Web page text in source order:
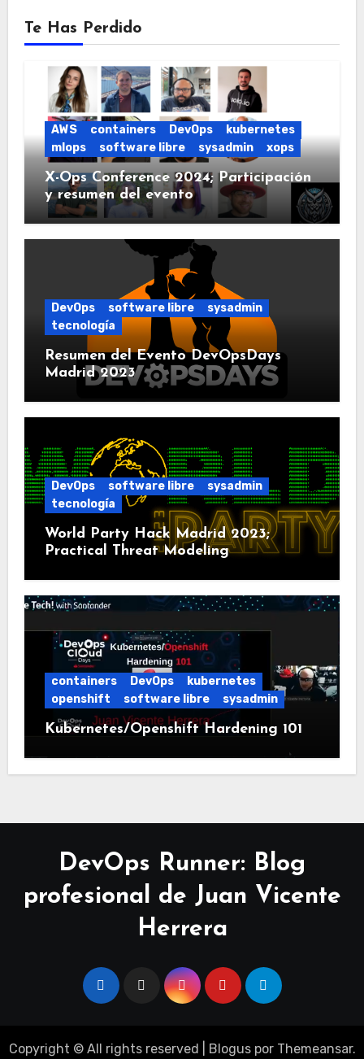
Te Has Perdido
AWS containers DevOps
kubernetes
mlops
software libre sysadmin xops
X-Ops Conference 2024; Participación
y resumen del evento
DevOps software libre
sysadmin
tecnología
Resumen del Evento DevOpsDays
Madrid 2023
DevOps software libre
sysadmin
tecnología
World Party Hack Madrid 2023;
Practical Threat Modeling
containers DevOps
kubernetes
openshift
software libre sysadmin
Kubernetes/Openshift Hardening 101
DevOps Runner: Blog
profesional de Juan Vicente
Herrera
Copyright © All rights reserved Bloguspor Themeansar.